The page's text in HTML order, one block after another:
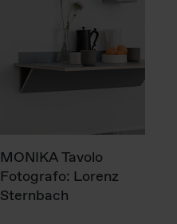
MONIKA Tavolo
Fotografo: Lorenz
Sternbach